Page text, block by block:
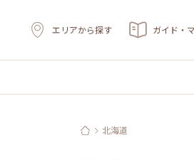
エリアから探す ガイド・
北海道